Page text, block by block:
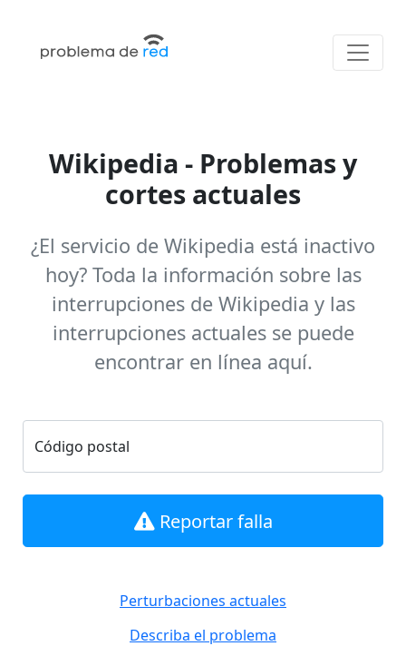
Wikipedia - Problemas y
cortes actuales
¿El servicio de Wikipedia está inactivo
hoy? Toda la información sobre las
interrupciones de Wikipedia y las
interrupciones actuales se puede
encontrar en línea aquí.
Código postal
Reportar falla
Perturbaciones actuales
Describa el problema